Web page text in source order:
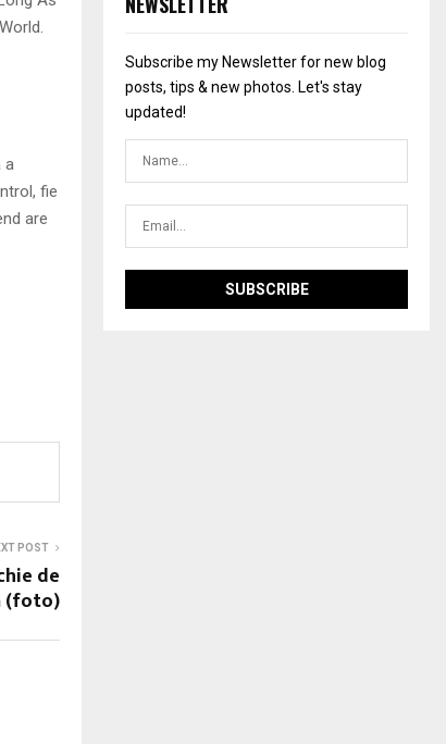
a
fie
are
POST
de
(foto)
Subscribe my Newsletter for new blog
posts, tips & new photos. Let's stay
updated!